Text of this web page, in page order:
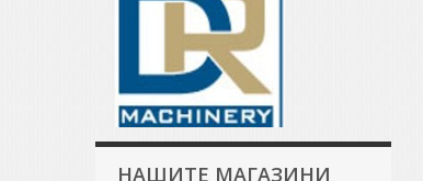
НАШИТЕ МАГАЗИНИ